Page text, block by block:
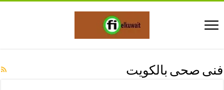
فنى صحى بالكويت